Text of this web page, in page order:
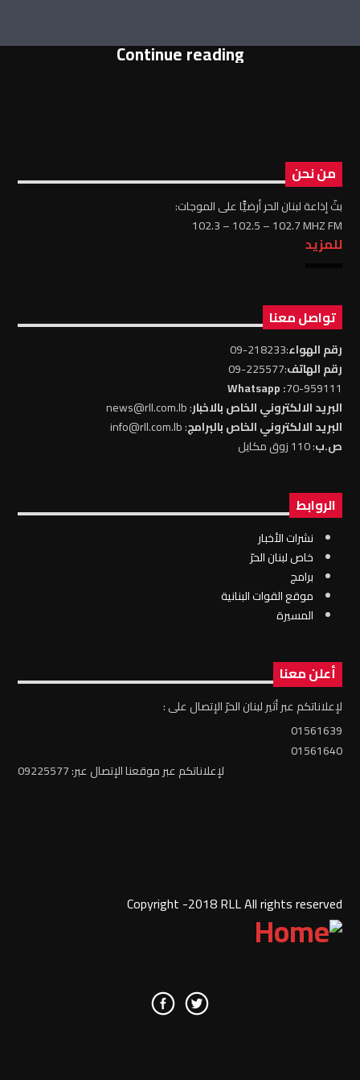
Continue reading
من نحن
بثّ إذاعة لبنان الحر أرضيًّا على الموجات:
102.3 – 102.5 – 102.7 MHZ FM
للمزيد
تواصل معنا
رقم الهواء:218233-09
رقم الهاتف:225577-09
70-959111
: Whatsapp
البريد الالكتروني الخاص بالاخبار: news@rll.com.lb
البريد الالكتروني الخاص بالبرامج: info@rll.com.lb
ص.ب: 110 زوق مكايل
الروابط
نشرات الأخبار
خاص لبنان الحرّ
برامج
موقع القوات البنانية
المسيرة
أعلن معنا
لإعلاناتكم عبر أثير لبنان الحرّ الإتصال على :
01561639
01561640
لإعلاناتكم عبر موقعنا الإتصال عبر: 09225577
Copyright -2018 RLL All rights reserved